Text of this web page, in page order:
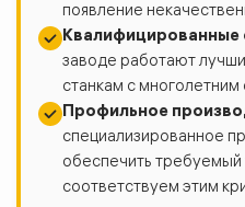
появление
Квалифицированные
заводе работают
станкам с
Профильное
специализированное
обеспечить
соответствуем этим